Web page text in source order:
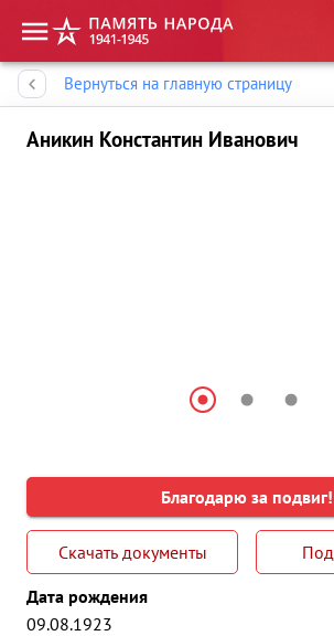
Вернуться на главную страницу
Аникин Константин Иванович
Благодарю за подвиг!
Скачать документы
Дата рождения
09.08.1923
Память народа